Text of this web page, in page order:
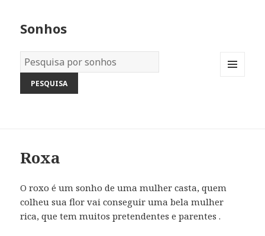
Sonhos
Dicionário
dos
Sonhos:
Roxa
O roxo é um sonho de uma mulher casta, quem
colheu sua flor vai conseguir uma bela mulher
rica, que tem muitos pretendentes e parentes .